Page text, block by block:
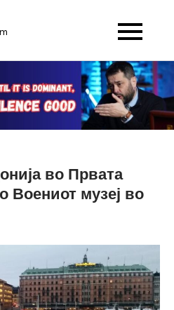
во Првата
Воениот музеј во